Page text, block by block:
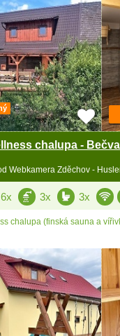
chalupa -
Webkamera Zděchov -
6x 3x 3x
chalupa (finská sauna a